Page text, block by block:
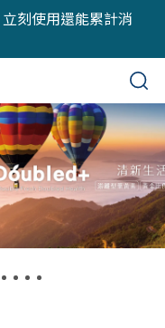
刻使用還能累計消